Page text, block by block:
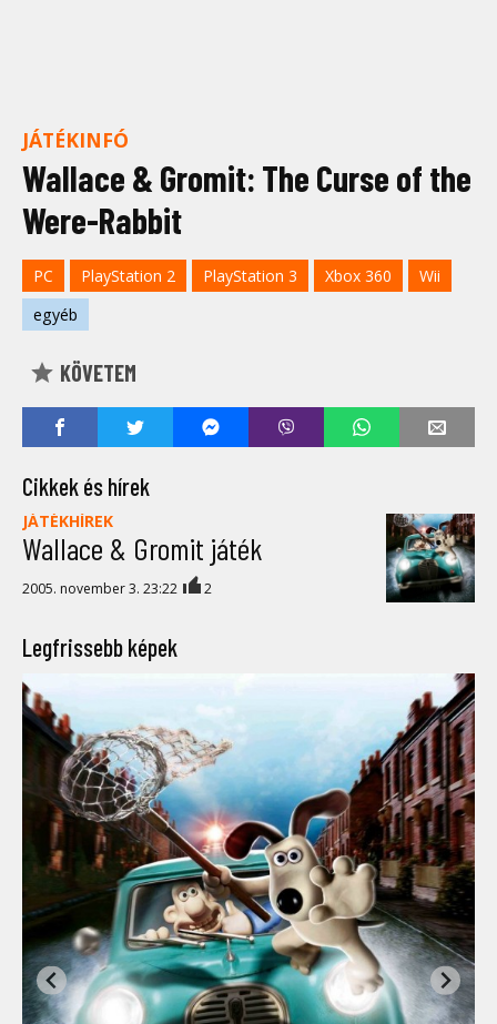
JÁTÉKINFÓ
Wallace & Gromit: The Curse of the
Were-Rabbit
PC PlayStation 2 PlayStation 3 Xbox 360
Wii
egyéb
KÖVETEM
Cikkek és hírek
JÁTÉKHÍREK
Wallace & Gromit játék
2005. november 3. 23:22 2
Legfrissebb képek